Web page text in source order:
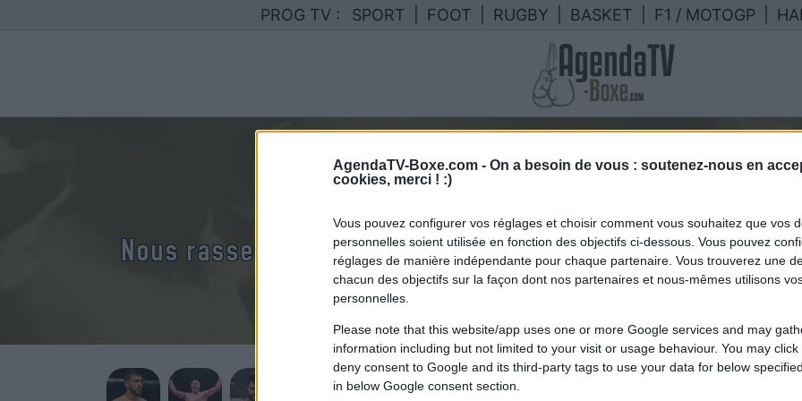
AgendaTV-Boxe.com - On a besoin de vous : soutenez-nous en
cookies, merci ! :)
Vous pouvez configurer vos réglages et choisir comment vous souhaitez que vos
personnelles soient utilisée en fonction des objectifs ci-dessous. Vous pouvez
réglages de manière indépendante pour chaque partenaire. Vous trouverez une
chacun des objectifs sur la façon dont nos partenaires et nous-mêmes utilisons
personnelles.
Please note that this website/app uses one or more Google services and may
information including but not limited to your visit or usage behaviour. You may
deny consent to Google and its third-party tags to use your data for below
in below Google consent section.
PROG TV : SPORT FOOT RUGBY BASKET F1 / MOTOGP
Votre programme TV ryan
Nous rassemblons le calendrier des combats de ryan
France